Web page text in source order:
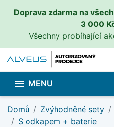
Doprava zdarma na
3 000
Všechny probíhající
 MENU
Domů Zvýhodněné sety
S odkapem + baterie